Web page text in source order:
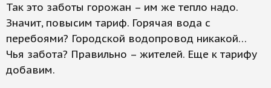
Так это заботы горожан – им же тепло надо.
Значит, повысим тариф. Горячая вода с
перебоями? Городской водопровод никакой…
Чья забота? Правильно – жителей. Еще к тарифу
добавим.